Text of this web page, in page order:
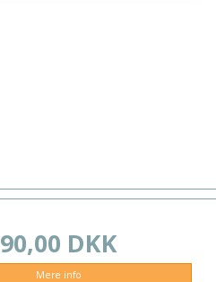
90,00 DKK
Mere info